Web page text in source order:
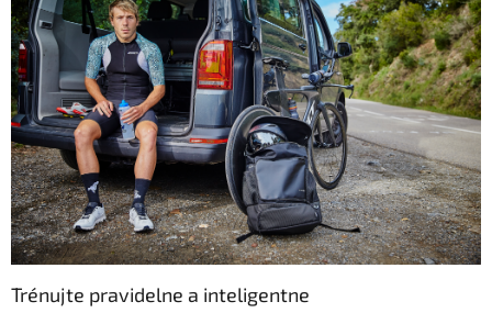
Trénujte pravidelne a inteligentne